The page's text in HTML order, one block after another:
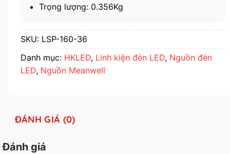
Trọng lượng: 0.356Kg
SKU: LSP-160-36
Danh mục: HKLED, Linh kiện đèn LED, Nguồn đèn
LED, Nguồn Meanwell
ĐÁNH GIÁ (0)
Đánh giá